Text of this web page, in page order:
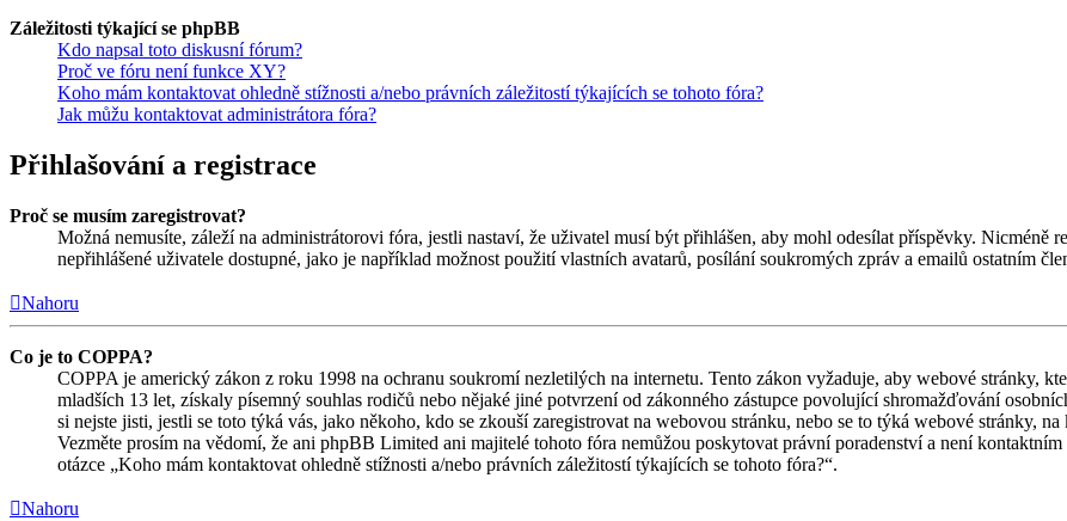
Záležitosti týkající se phpBB
Kdo napsal toto diskusní fórum?
Proč ve fóru není funkce XY?
Koho mám kontaktovat ohledně stížnosti a/nebo právních záležitostí týkajících se tohoto fóra?
Jak můžu kontaktovat administrátora fóra?
Přihlašování a registrace
Proč se musím zaregistrovat?
Možná nemusíte, záleží na administrátorovi fóra, jestli nastaví, že uživatel musí být přihlášen, aby mohl odesílat příspěvky. Nicméně
nepřihlášené uživatele dostupné, jako je například možnost použití vlastních avatarů, posílání soukromých zpráv a emailů ostatním
Nahoru
Co je to COPPA?
COPPA je americký zákon z roku 1998 na ochranu soukromí nezletilých na internetu. Tento zákon vyžaduje, aby webové stránky,
mladších 13 let, získaly písemný souhlas rodičů nebo nějaké jiné potvrzení od zákonného zástupce povolující shromažďování
si nejste jisti, jestli se toto týká vás, jako někoho, kdo se zkouší zaregistrovat na webovou stránku, nebo se to týká webové stránky,
Vezměte prosím na vědomí, že ani phpBB Limited ani majitelé tohoto fóra nemůžou poskytovat právní poradenství a není
otázce „Koho mám kontaktovat ohledně stížnosti a/nebo právních záležitostí týkajících se tohoto fóra?“.
Nahoru